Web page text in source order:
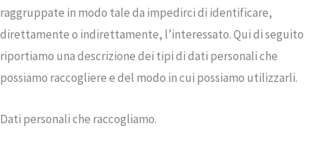
raggruppate in modo tale da impedirci di identificare,
direttamente o indirettamente, l’interessato. Qui di seguito
riportiamo una descrizione dei tipi di dati personali che
possiamo raccogliere e del modo in cui possiamo utilizzarli.
Dati personali che raccogliamo.